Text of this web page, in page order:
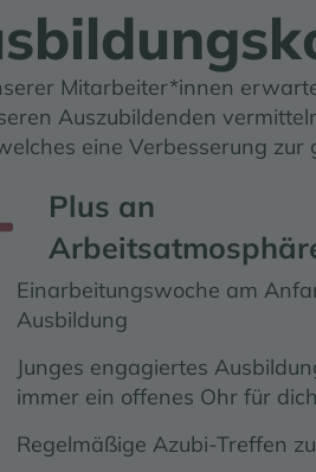
Mitarbeiter*innen
Auszubildenden
eine Verbesserung
an Arbeitsatmosphäre
Plus an
Einarbeitungswoche am
Ausbildung
Junges engagiertes
immer ein offenes Ohr für
Regelmäßige Azubi-Treffen